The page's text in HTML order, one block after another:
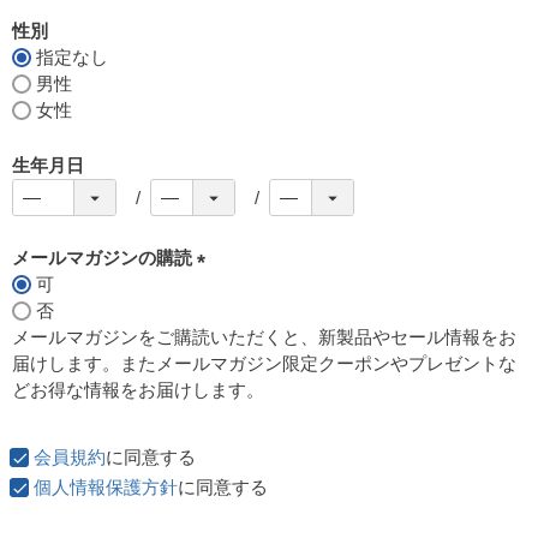
性別
指定なし
男性
女性
生年月日
メールマガジンの購読
須
)
可
否
メールマガジンをご購読いただくと、新製品やセール情報をお
届けします。またメールマガジン限定クーポンやプレゼントな
どお得な情報をお届けします。
会員規約に同意する
個人情報保護方針に同意する